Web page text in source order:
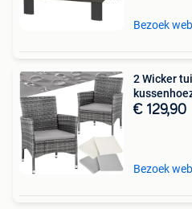
Bezoek
2 Wicker
€ 129,90
Bezoek